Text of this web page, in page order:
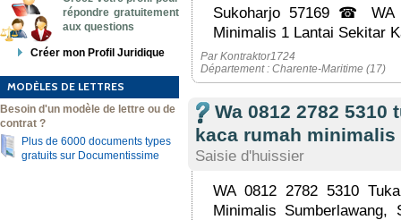
répondre gratuitement
aux questions
Créer mon Profil Juridique
MODÈLES DE LETTRES
Besoin d'un modèle de lettre ou de
contrat ?
Plus de 6000 documents types
gratuits sur Documentissime
Sukoharjo 57169 ☎ WA
Minimalis 1 Lantai Sekitar
Par Kontraktor1724
Département : Charente-Maritime (17)
Wa 0812 2782
kaca rumah minimalis
Saisie d'huissier
WA 0812 2782 5310
Minimalis